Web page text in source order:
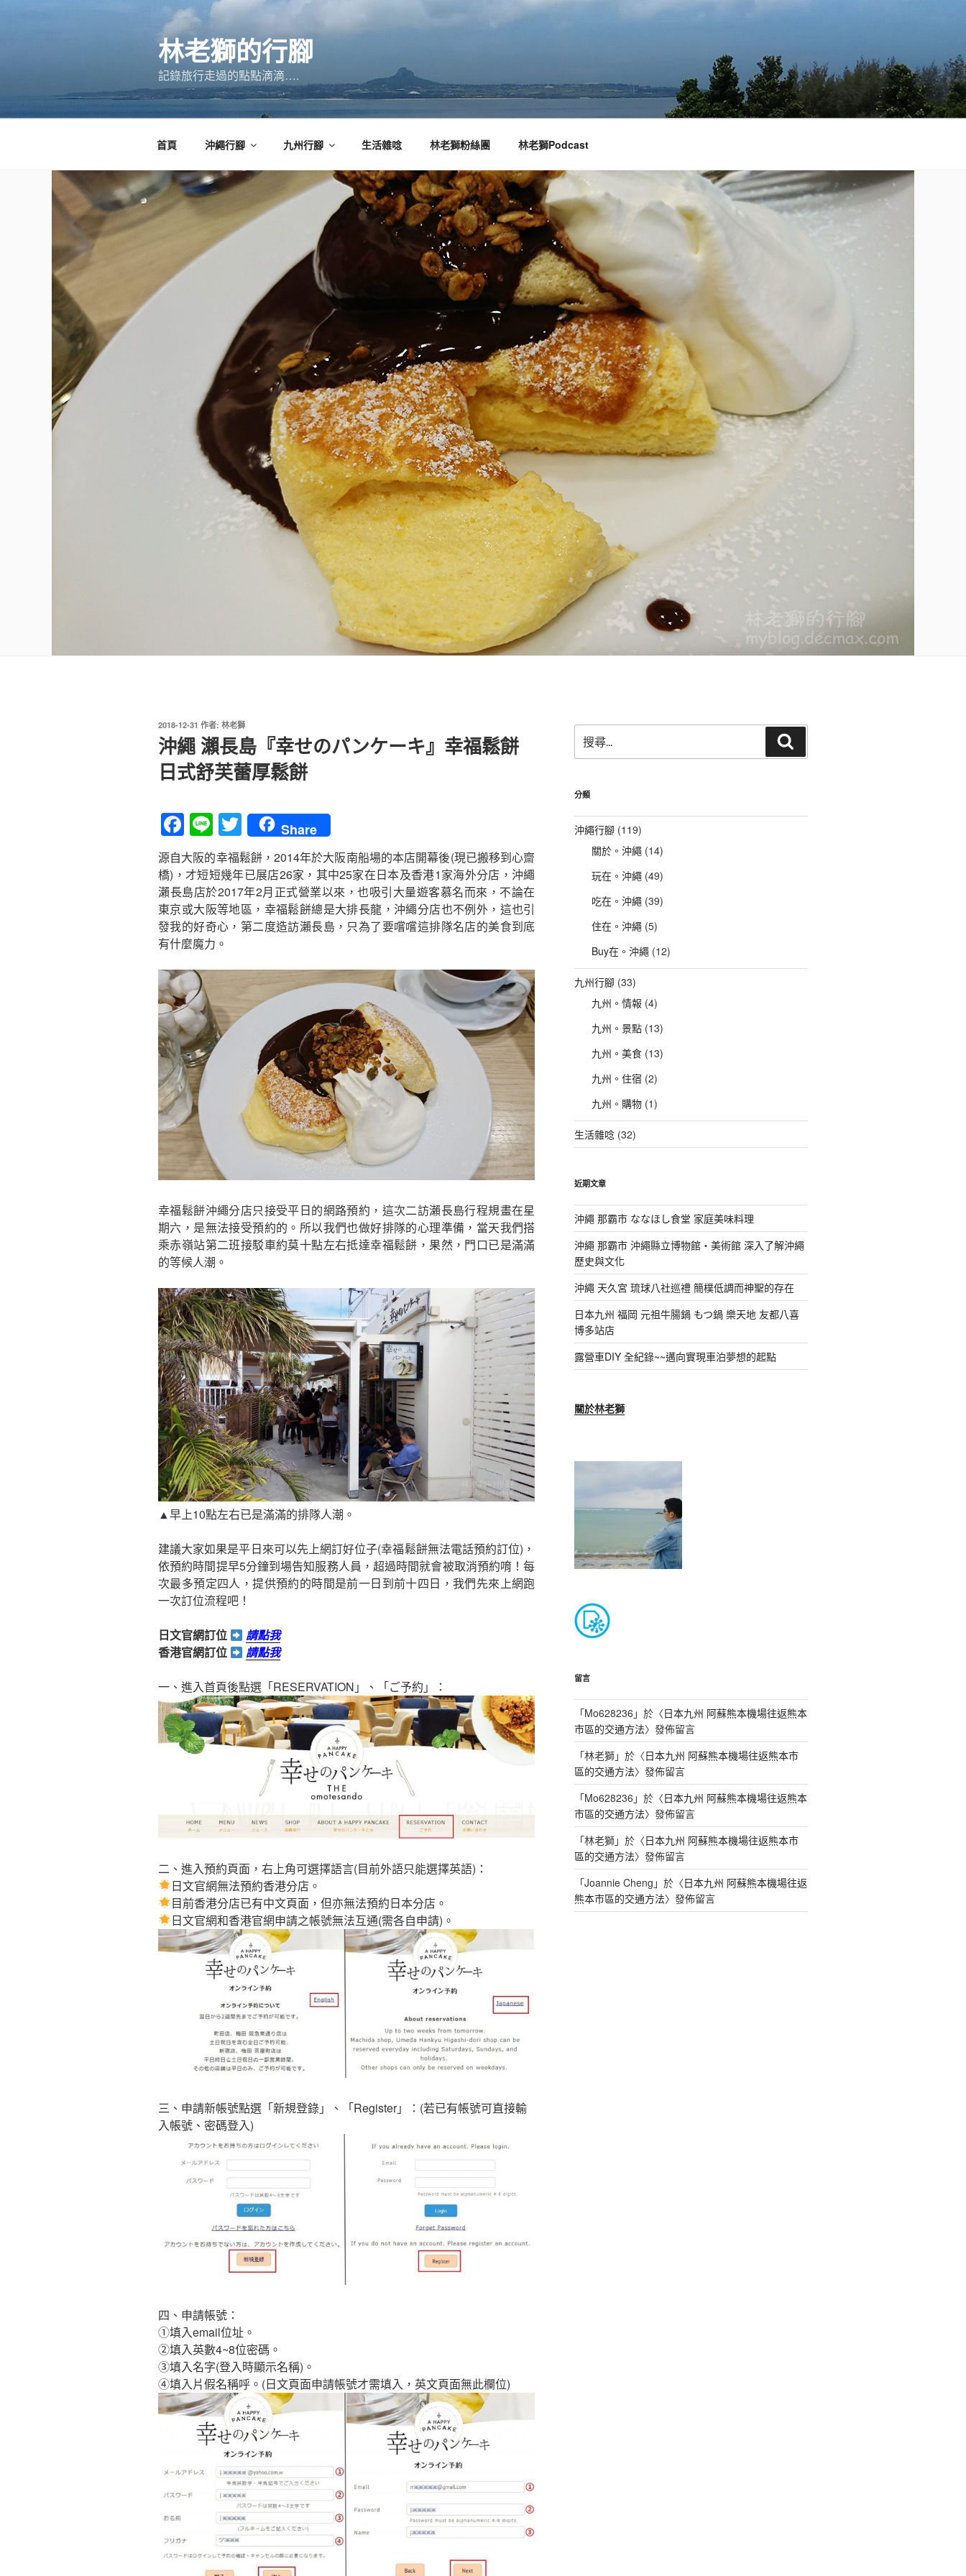
林老獅的行腳
記錄旅行走過的點點滴滴….
首頁 沖繩行腳 九州行腳 生活雜唸 林老獅粉絲團 林老獅Podcast
發
佈
於
2018-12-31 作者: 林老獅
沖繩 瀨長島『幸せのパンケーキ』幸福鬆餅
日式舒芙蕾厚鬆餅
F
a
c
e
b
o
o
k
Li
n
e
T
wi
tt
er
Share
源自大阪的幸福鬆餅，2014年於大阪南船場的本店開幕後(現已搬移到心齋
橋)，才短短幾年已展店26家，其中25家在日本及香港1家海外分店，沖繩
瀨長島店於2017年2月正式營業以來，也吸引大量遊客慕名而來，不論在
東京或大阪等地區，幸福鬆餅總是大排長龍，沖繩分店也不例外，這也引
發我的好奇心，第二度造訪瀨長島，只為了要嚐嚐這排隊名店的美食到底
有什麼魔力。
幸福鬆餅沖繩分店只接受平日的網路預約，這次二訪瀨長島行程規畫在星
期六，是無法接受預約的。所以我們也做好排隊的心理準備，當天我們搭
乘赤嶺站第二班接駁車約莫十點左右抵達幸福鬆餅，果然，門口已是滿滿
的等候人潮。
▲早上10點左右已是滿滿的排隊人潮。
建議大家如果是平日來可以先上網訂好位子(幸福鬆餅無法電話預約訂位)，
依預約時間提早5分鐘到場告知服務人員，超過時間就會被取消預約唷！每
次最多預定四人，提供預約的時間是前一日到前十四日，我們先來上網跑
一次訂位流程吧！
日文官網訂位
請點我
香港官網訂位
請點我
一、進入首頁後點選「RESERVATION」、「ご予約」：
二、進入預約頁面，右上角可選擇語言(目前外語只能選擇英語)：
日文官網無法預約香港分店。
目前香港分店已有中文頁面，但亦無法預約日本分店。
日文官網和香港官網申請之帳號無法互通(需各自申請)。
三、申請新帳號點選「新規登錄」、「Register」：(若已有帳號可直接輸
入帳號、密碼登入)
四、申請帳號：
①填入email位址。
②填入英數4~8位密碼。
③填入名字(登入時顯示名稱)。
④填入片假名稱呼。(日文頁面申請帳號才需填入，英文頁面無此欄位)
尋
關
字:
尋
分類
沖繩行腳 (119)
關於。沖繩(14)
玩在。沖繩(49)
吃在。沖繩(39)
住在。沖繩(5)
Buy在。沖繩(12)
九州行腳 (33)
九州。情報 (4)
九州。景點(13)
九州。美食(13)
九州。住宿 (2)
九州。購物(1)
生活雜唸(32)
近期文章
沖繩 那霸市 ななほし食堂 家庭美味料理
沖繩 那霸市 沖繩縣立博物館・美術館 深入了解沖繩
歷史與文化
沖繩 天久宮 琉球八社巡禮 簡樸低調而神聖的存在
日本九州 福岡 元祖牛腸鍋 もつ鍋 樂天地 友都八喜
博多站店
露營車DIY 全紀錄~~邁向實現車泊夢想的起點
關於林老獅
留言
「Mo628236 」於〈日本九州 阿蘇熊本機場往返熊本
市區的交通方法〉發佈留言
「林老獅」於〈日本九州 阿蘇熊本機場往返熊本市
區的交通方法〉發佈留言
「Mo628236 」於〈日本九州 阿蘇熊本機場往返熊本
市區的交通方法〉發佈留言
「林老獅」於〈日本九州 阿蘇熊本機場往返熊本市
區的交通方法〉發佈留言
「Joannie Cheng 」於〈日本九州 阿蘇熊本機場往返
熊本市區的交通方法〉發佈留言